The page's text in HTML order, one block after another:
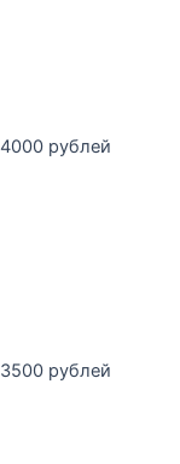
4000 рублей
3500 рублей